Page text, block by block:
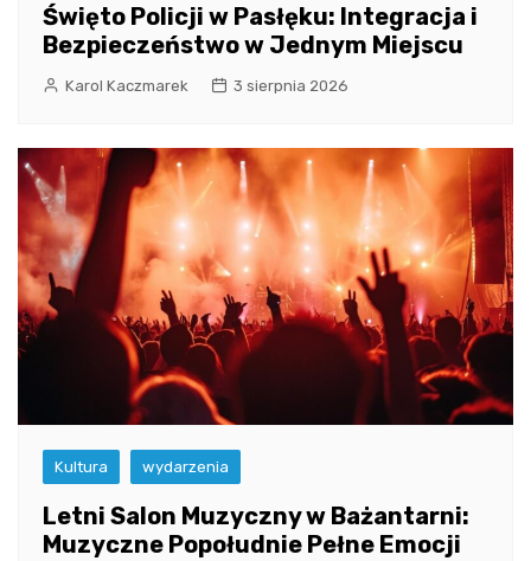
Święto Policji w Pasłęku: Integracja i
Bezpieczeństwo w Jednym Miejscu
Karol Kaczmarek 3 sierpnia 2026
Kultura wydarzenia
Letni Salon Muzyczny w Bażantarni:
Muzyczne Popołudnie Pełne Emocji